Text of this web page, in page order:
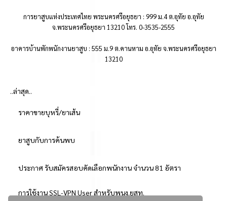
การยาสูบแห่งประเทศไทย พระนครศรีอยุธยา : 999 ม.4 ต.อุทัย อ.อุทัย
จ.พระนครศรีอยุธยา 13210 โทร. 0-3535-2555
อาคารบ้านพักพนักงานยาสูบ : 555 ม.9 ต.คานหาม อ.อุทัย จ.พระนครศรีอยุธยา
13210
..ล่าสุด..
ราคาขายบุหรี่/ยาเส้น
ยาสูบกับการค้นพบ
ประกาศ รับสมัครสอบคัดเลือกพนักงาน จำนวน 81 อัตรา
การใช้งาน SSL-VPN User สำหรับพนง.ยสท.